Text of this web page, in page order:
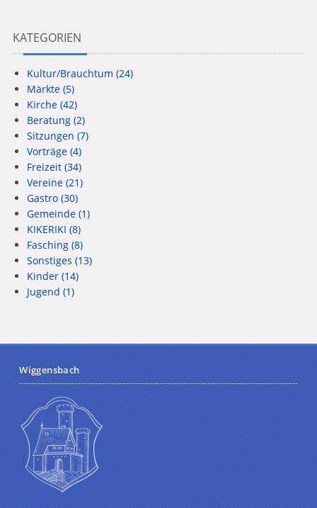
KATEGORIEN
Kultur/Brauchtum (24)
Märkte (5)
Kirche (42)
Beratung (2)
Sitzungen (7)
Vorträge (4)
Freizeit (34)
Vereine (21)
Gastro (30)
Gemeinde (1)
KIKERIKI (8)
Fasching (8)
Sonstiges (13)
Kinder (14)
Jugend (1)
Wiggensbach